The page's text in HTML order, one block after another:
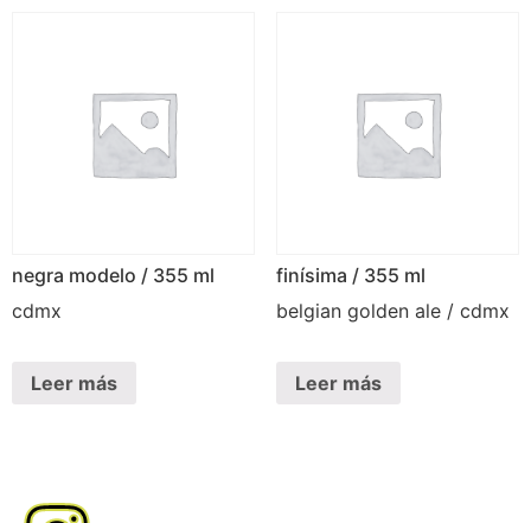
negra modelo / 355 ml
cdmx
Leer más
finísima / 355 ml
belgian golden ale / cdmx
Leer más